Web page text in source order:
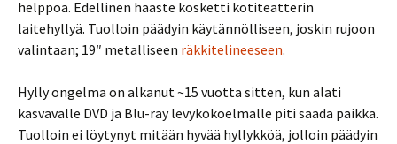
helppoa. Edellinen haaste kosketti kotiteatterin
laitehyllyä. Tuolloin päädyin käytännölliseen, joskin rujoon
valintaan; 19″ metalliseen räkkitelineeseen.
Hylly ongelma on alkanut ~15 vuotta sitten, kun alati
kasvavalle DVD ja Blu-ray levykokoelmalle piti saada paikka.
Tuolloin ei löytynyt mitään hyvää hyllykköä, jolloin päädyin